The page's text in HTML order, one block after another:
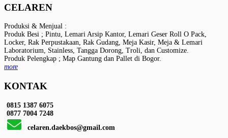
CELAREN
Produksi & Menjual :
Produk Besi ; Pintu, Lemari Arsip Kantor, Lemari Geser Roll O Pack,
Locker, Rak Perpustakaan, Rak Gudang, Meja Kasir, Meja & Lemari
Laboratorium, Stainless, Tangga Dorong, Troli, dan Customize.
Produk Pelengkap ; Map Gantung dan Pallet di Bogor.
more
KONTAK
0815 1387 6075
0877 7004 7248
celaren.daekbos@gmail.com